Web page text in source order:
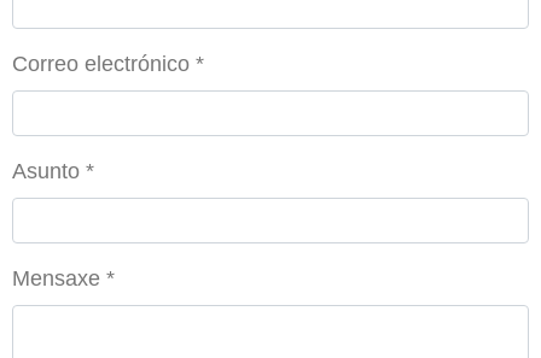
Correo electrónico *
Asunto *
Mensaxe *